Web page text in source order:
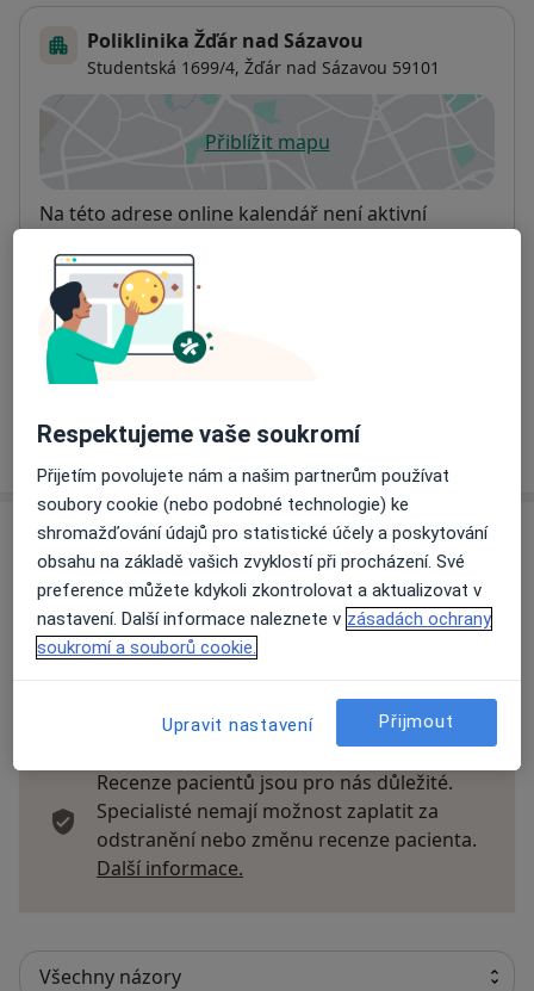
Poliklinika Žďár nad Sázavou
Studentská 1699/4, Žďár nad Sázavou 59101
Přiblížit mapuse otevře v nové záložce
Dostupnost
Na této adrese online kalendář není aktivní
Co mám v takové situaci udělat?
Způsoby platby (soukromé návštěvy)
Na teto adrese lékař přijímá pacienty na pojišťovnu
Detaily
Více
Názory
Přidejte svůj názor
Recenze pacientů jsou pro nás důležité.
Specialisté nemají možnost zaplatit za
odstranění nebo změnu recenze pacienta.
Další informace.
Respektujeme vaše soukromí
Přijetím povolujete nám a našim partnerům používat
soubory cookie (nebo podobné technologie) ke
shromažďování údajů pro statistické účely a poskytování
obsahu na základě vašich zvyklostí při procházení. Své
preference můžete kdykoli zkontrolovat a aktualizovat v
nastavení. Další informace naleznete v zásadách ochrany
soukromí a souborů cookie.
Upravit nastavení Přijmout